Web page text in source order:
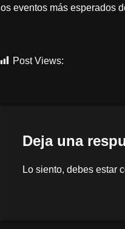
los eventos más esperados
Post Views:
Deja una
Lo siento, debes estar